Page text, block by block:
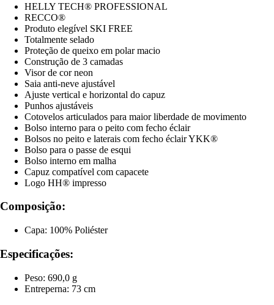
HELLY TECH® PROFESSIONAL
RECCO®
Produto elegível SKI FREE
Totalmente selado
Proteção de queixo em polar macio
Construção de 3 camadas
Visor de cor neon
Saia anti-neve ajustável
Ajuste vertical e horizontal do capuz
Punhos ajustáveis
Cotovelos articulados para maior liberdade de movimento
Bolso interno para o peito com fecho éclair
Bolsos no peito e laterais com fecho éclair YKK®
Bolso para o passe de esqui
Bolso interno em malha
Capuz compatível com capacete
Logo HH® impresso
Composição:
Capa: 100% Poliéster
Especificações:
Peso: 690,0 g
Entreperna: 73 cm